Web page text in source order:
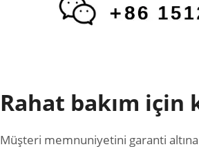
Rahat bakım için
Müşteri memnuniyetini garanti